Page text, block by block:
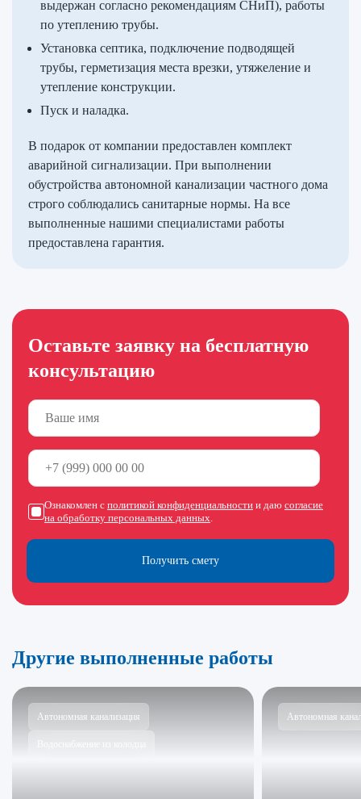
выдержан согласно рекомендациям СНиП), работы
по утеплению трубы.
Установка септика, подключение подводящей
трубы, герметизация места врезки, утяжеление и
утепление конструкции.
Пуск и наладка.
В подарок от компании предоставлен комплект
аварийной сигнализации. При выполнении
обустройства автономной канализации частного дома
строго соблюдались санитарные нормы. На все
выполненные нашими специалистами работы
предоставлена гарантия.
Оставьте заявку на бесплатную
консультацию
Получить смету
Ознакомлен с политикой конфиденциальности и даю согласие
на обработку персональных данных.
Другие выполненные работы
Автономная канализация Автономная